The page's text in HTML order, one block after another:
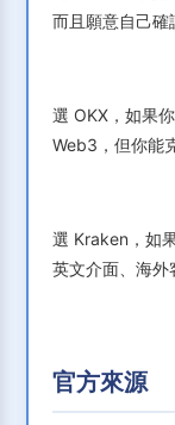
而且願意自己確
選 OKX，如果
Web3，但你能
選 Kraken，如
英文介面、海外
官方來源